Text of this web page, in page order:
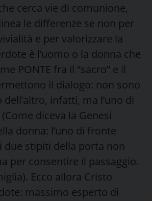
cerca vie di comunione,
le differenze se non per
e per valorizzare la
è l’uomo o la donna che
PONTE fra il “sacro” e il
il dialogo: non sono
dell’altro, infatti, ma l’uno di
diceva la Genesi
donna: l’uno di fronte
due stipiti della porta non
per consentire il passaggio.
Ecco allora Cristo
massimo esperto di